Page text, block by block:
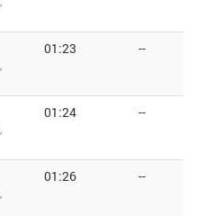
01:23 --
01:24 --
01:26 --